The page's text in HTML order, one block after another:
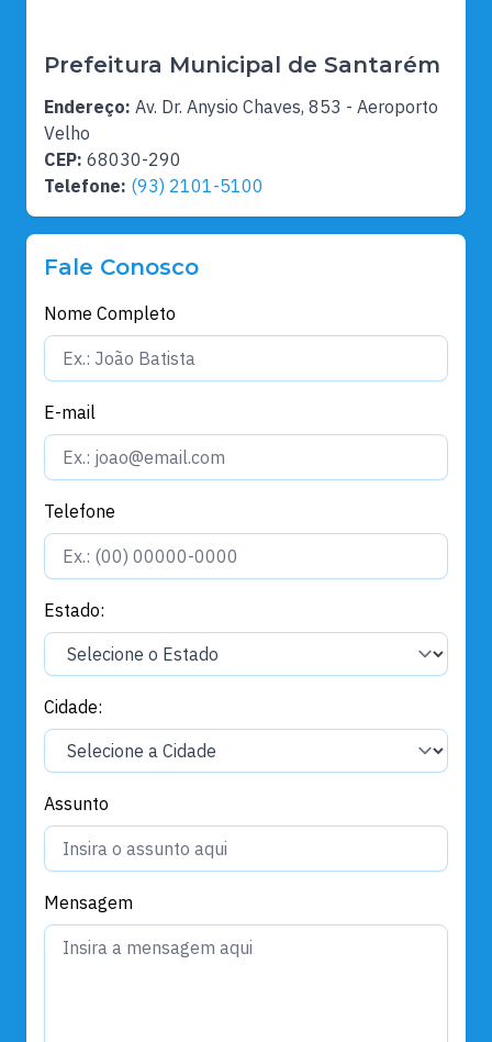
Prefeitura Municipal de Santarém
Endereço: Av. Dr. Anysio Chaves, 853 - Aeroporto
Velho
CEP: 68030-290
Telefone: (93) 2101-5100
Fale Conosco
Nome Completo
E-mail
Telefone
Estado:
Cidade:
Assunto
Mensagem